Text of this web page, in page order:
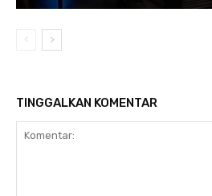
TINGGALKAN KOMENTAR